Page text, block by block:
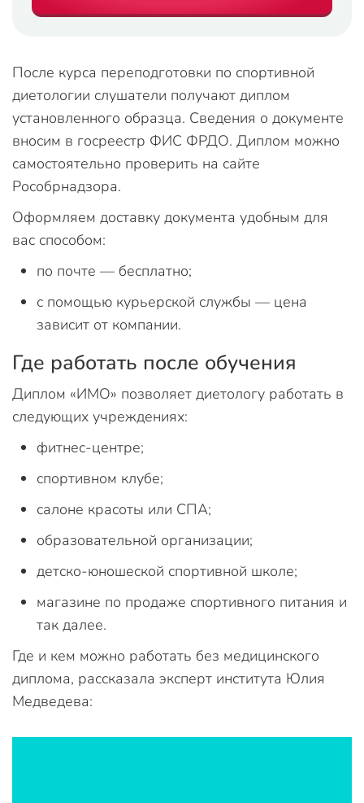
После курса переподготовки по спортивной
диетологии слушатели получают диплом
установленного образца. Сведения о документе
вносим в госреестр ФИС ФРДО. Диплом можно
самостоятельно проверить на сайте
Рособрнадзора.
Оформляем доставку документа удобным для
вас способом:
по почте — бесплатно;
с помощью курьерской службы — цена
зависит от компании.
Где работать после обучения
Диплом «ИМО» позволяет диетологу работать в
следующих учреждениях:
фитнес-центре;
спортивном клубе;
салоне красоты или СПА;
образовательной организации;
детско-юношеской спортивной школе;
магазине по продаже спортивного питания и
так далее.
Где и кем можно работать без медицинского
диплома, рассказала эксперт института Юлия
Медведева: